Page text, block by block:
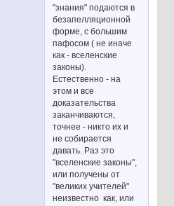
"знания" подаются в
безапелляционной
форме, с большим
пафосом ( не иначе
как - вселенские
законы).
Естественно - на
этом и все
доказательства
заканчиваются,
точнее - никто их и
не собирается
давать. Раз это
"вселенские законы",
или получены от
"великих учителей"
неизвестно как, или